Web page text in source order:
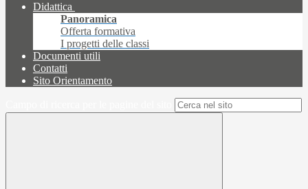
Didattica
Panoramica
Offerta formativa
I progetti delle classi
Documenti utili
Contatti
Sito Orientamento